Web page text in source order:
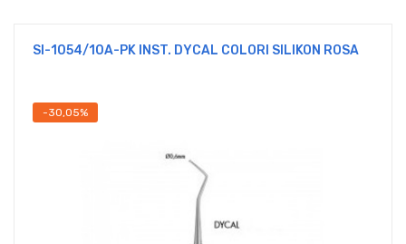
SI-1054/10A-PK INST. DYCAL COLORI SILIKON ROSA
-30,05%